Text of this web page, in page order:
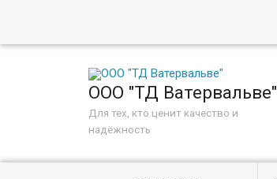
ООО "ТД Ватервальве"
Для тех, кто ценит качество и
надёжность